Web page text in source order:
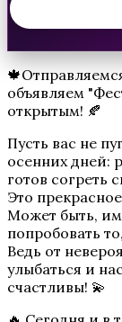
Te Amo. Том 2
объявляем
открытым! 🍂
Пусть вас не
осенних дней:
готов согреть
Это
Может быть,
попробовать
Ведь от
улыбаться и
счастливы! 💫